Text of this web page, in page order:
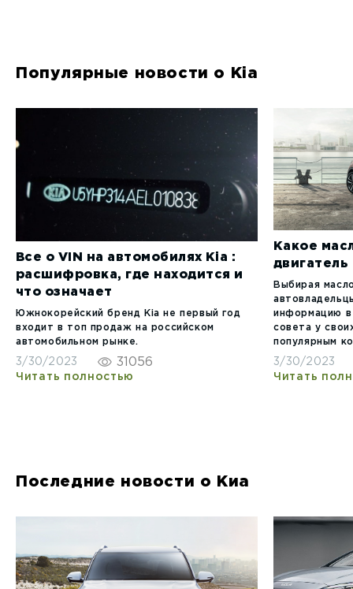
Популярные новости о Kia
Все о VIN на автомобилях Kia :
расшифровка, где находится и
что означает
Южнокорейский бренд Kia не первый год
входит в топ продаж на российском
автомобильном рынке.
3/30/2023 31056
Читать полностью
Какое
Выбирая
информацию в
совета у
популярным
3/30/2023
Читать
Последние новости о Киа